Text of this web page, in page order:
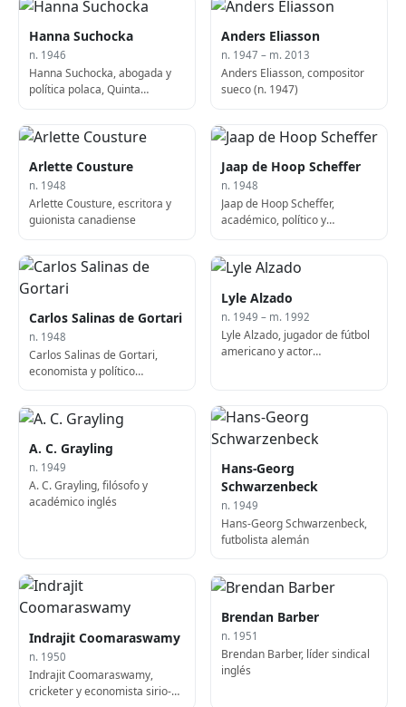
Hanna Suchocka
n. 1946
Hanna Suchocka, abogada y
política polaca, Quinta
Anders Eliasson
n. 1947 – m. 2013
Anders Eliasson, compositor
sueco (n. 1947)
Arlette Cousture
n. 1948
Arlette Cousture, escritora y
guionista canadiense
Jaap de Hoop Scheffer
n. 1948
Jaap de Hoop Scheffer,
académico, político y
Secretario General de la OTAN
Carlos Salinas de Gortari
n. 1948
Carlos Salinas de Gortari,
economista y político
Lyle Alzado
n. 1949 – m. 1992
Lyle Alzado, jugador de fútbol
americano y actor
A. C. Grayling
n. 1949
A. C. Grayling, filósofo y
académico inglés
Hans-Georg
Schwarzenbeck
n. 1949
Hans-Georg Schwarzenbeck,
futbolista alemán
Indrajit Coomaraswamy
n. 1950
Indrajit Coomaraswamy,
cricketer y economista sirio-
Brendan Barber
n. 1951
Brendan Barber, líder sindical
inglés